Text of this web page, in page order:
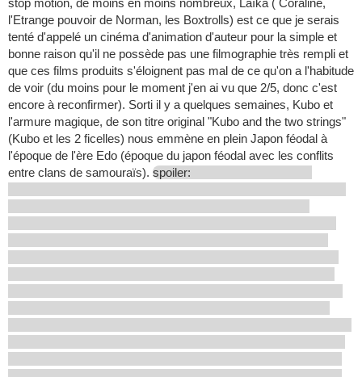
stop motion, de moins en moins nombreux, Laïka ( Coraline,
l'Etrange pouvoir de Norman, les Boxtrolls) est ce que je serais
tenté d'appelé un cinéma d'animation d'auteur pour la simple et
bonne raison qu'il ne possède pas une filmographie très rempli et
que ces films produits s'éloignent pas mal de ce qu'on a l'habitude
de voir (du moins pour le moment j'en ai vu que 2/5, donc c'est
encore à reconfirmer). Sorti il y a quelques semaines, Kubo et
l'armure magique, de son titre original "Kubo and the two strings"
(Kubo et les 2 ficelles) nous emmène en plein Japon féodal à
l'époque de l'ère Edo (époque du japon féodal avec les conflits
entre clans de samouraïs). spoiler: